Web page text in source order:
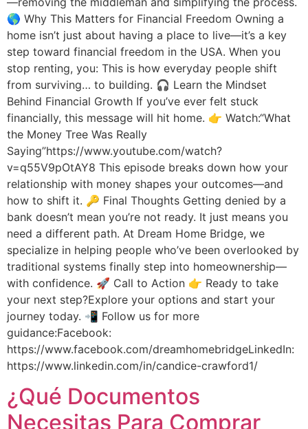
🌎 Why This Matters for Financial Freedom Owning a
home isn’t just about having a place to live—it’s a key
step toward financial freedom in the USA. When you
stop renting, you: This is how everyday people shift
from surviving… to building. 🎧 Learn the Mindset
Behind Financial Growth If you’ve ever felt stuck
financially, this message will hit home. 👉 Watch:“What
the Money Tree Was Really
Saying”https://www.youtube.com/watch?
v=q55V9pOtAY8 This episode breaks down how your
relationship with money shapes your outcomes—and
how to shift it. 🔑 Final Thoughts Getting denied by a
bank doesn’t mean you’re not ready. It just means you
need a different path. At Dream Home Bridge, we
specialize in helping people who’ve been overlooked by
traditional systems finally step into homeownership—
with confidence. 🚀 Call to Action 👉 Ready to take
your next step?Explore your options and start your
journey today. 📲 Follow us for more
guidance:Facebook:
https://www.facebook.com/dreamhomebridgeLinkedIn:
https://www.linkedin.com/in/candice-crawford1/
¿Qué Documentos
Necesitas Para Comprar